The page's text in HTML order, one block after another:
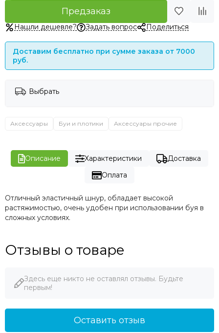
Предзаказ
Нашли дешевле? Задать вопрос Поделиться
Доставим бесплатно при сумме заказа от 7000
руб.
Выбрать
Аксессуары Буи и плотики Аксессуары прочие
Описание Характеристики
Доставка
Оплата
Отличный эластичный шнур, обладает высокой
растяжимостью, очень удобен при использовании буя в
сложных условиях.
Отзывы о товаре
Здесь еще никто не оставлял отзывы. Будьте
первым!
Оставить отзыв